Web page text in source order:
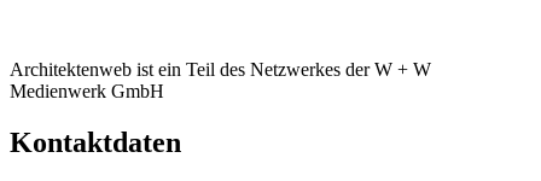
Architektenweb ist ein Teil des Netzwerkes der W + W
Medienwerk GmbH
Kontaktdaten